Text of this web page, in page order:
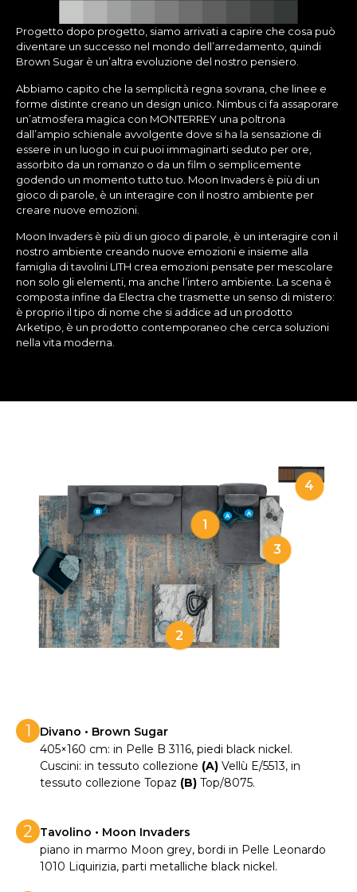
Progetto dopo progetto, siamo arrivati a capire che cosa può
diventare un successo nel mondo dell’arredamento, quindi
Brown Sugar è un’altra evoluzione del nostro pensiero.
Abbiamo capito che la semplicità regna sovrana, che linee e
forme distinte creano un design unico. Nimbus ci fa assaporare
un’atmosfera magica con MONTERREY una poltrona
dall’ampio schienale avvolgente dove si ha la sensazione di
essere in un luogo in cui puoi immaginarti seduto per ore,
assorbito da un romanzo o da un film o semplicemente
godendo un momento tutto tuo. Moon Invaders è più di un
gioco di parole, è un interagire con il nostro ambiente per
creare nuove emozioni.
Moon Invaders è più di un gioco di parole, è un interagire con il
nostro ambiente creando nuove emozioni e insieme alla
famiglia di tavolini LITH crea emozioni pensate per mescolare
non solo gli elementi, ma anche l’intero ambiente. La scena è
composta infine da Electra che trasmette un senso di mistero:
è proprio il tipo di nome che si addice ad un prodotto
Arketipo, è un prodotto contemporaneo che cerca soluzioni
nella vita moderna.
1
Divano • Brown Sugar
405×160 cm: in Pelle B 3116, piedi black nickel.
Cuscini: in tessuto collezione (A) Vellù E/5513, in
tessuto collezione Topaz (B) Top/8075.
2
Tavolino • Moon Invaders
piano in marmo Moon grey, bordi in Pelle Leonardo
1010 Liquirizia, parti metalliche black nickel.
1
2
3
4